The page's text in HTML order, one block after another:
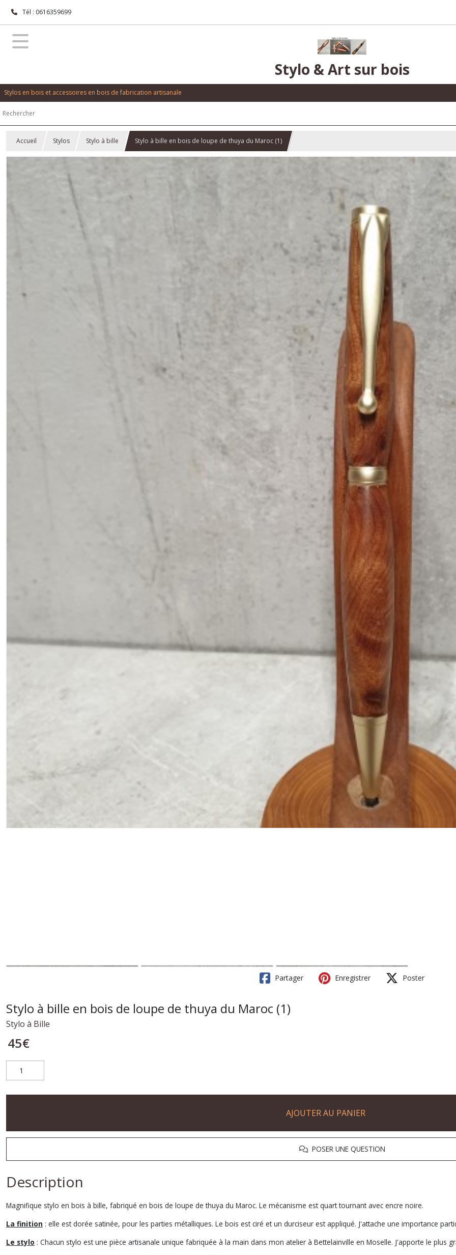
Tél : 0616359699
Stylo & Art sur bois
Stylos en bois et accessoires en bois de fabrication artisanale
Accueil Stylos Stylo à bille Stylo à bille en bois de loupe de thuya du Maroc (1)
Partager Enregistrer Poster
Stylo à bille en bois de loupe de thuya du Maroc (1)
Stylo à Bille
45€
AJOUTER AU PANIER
POSER UNE QUESTION
Description
Magnifique stylo en bois à bille, fabriqué en bois de loupe de thuya du Maroc. Le mécanisme est quart tournant avec encre noire.
La finition : elle est dorée satinée, pour les parties métalliques. Le bois est ciré et un durciseur est appliqué. J'attache une importance
Le stylo : Chacun stylo est une pièce artisanale unique fabriquée à la main dans mon atelier à Bettelainville en Moselle. J'apporte le plus